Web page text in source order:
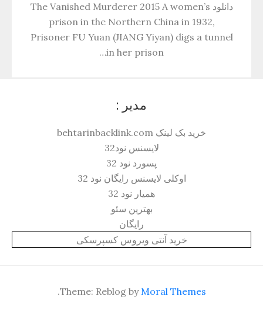
دانلود The Vanished Murderer 2015 A women’s
prison in the Northern China in 1932,
Prisoner FU Yuan (JIANG Yiyan) digs a tunnel
in her prison…
مدیر :
خرید بک لینک behtarinbacklink.com
لایسنس نود32
پسورد نود 32
اوکلی لایسنس رایگان نود 32
همیار نود 32
بهترین سئو
رایگان
خرید آنتی ویروس کسپرسکی
Theme: Reblog byMoral Themes
.